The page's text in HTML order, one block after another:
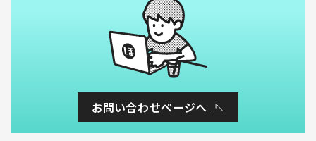
お問い合わせページへ